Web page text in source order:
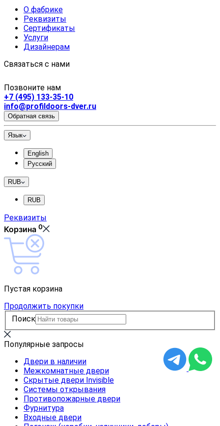
О фабрике
Реквизиты
Сертификаты
Услуги
Дизайнерам
Связаться с нами
Позвоните нам
+7 (495) 133-35-10
info@profildoors-dver.ru
Обратная связь
Язык
English
Русский
RUB
RUB
Реквизиты
Корзина 0
Пустая корзина
Продолжить покупки
Поиск
Популярные запросы
Двери в наличии
Межкомнатные двери
Скрытые двери Invisible
Системы открывания
Противопожарные двери
Фурнитура
Входные двери